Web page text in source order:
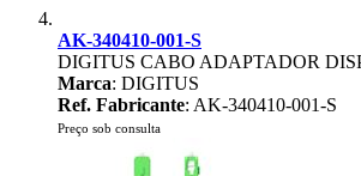
AK-340410-001-S
DIGITUS CABO ADAPTADOR
Marca: DIGITUS
Ref. Fabricante: AK-340410-001-S
Preço sob consulta